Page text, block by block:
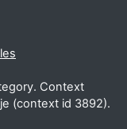
Context
(context id 3892).